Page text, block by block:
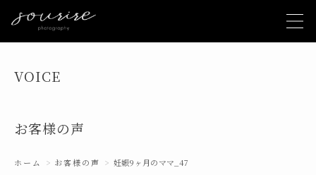
VOICE
お客様の声
ホーム お客様の声 妊娠9ヶ月のママ_47